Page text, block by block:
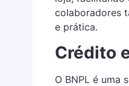
colaboradores
e prática.
Crédito
O BNPL é uma